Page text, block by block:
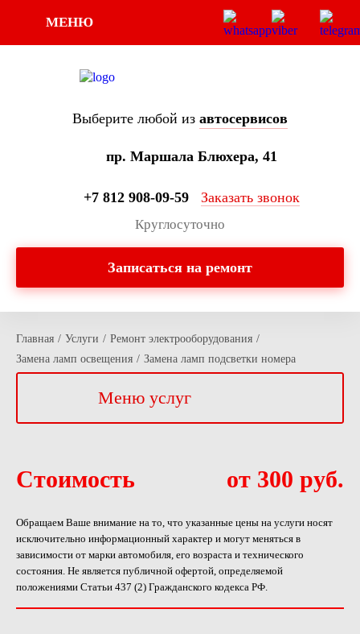
МЕНЮ
Выберите любой из автосервисов
пр. Маршала Блюхера, 41
+7 812 908-09-59 Заказать звонок
Круглосуточно
Записаться на ремонт
Главная / Услуги / Ремонт электрооборудования /
Замена ламп освещения / Замена ламп подсветки номера
Меню услуг
Стоимость от 300 руб.
Обращаем Ваше внимание на то, что указанные цены на услуги носят
исключительно информационный характер и могут меняться в
зависимости от марки автомобиля, его возраста и технического
состояния. Не является публичной офертой, определяемой
положениями Статьи 437 (2) Гражданского кодекса РФ.